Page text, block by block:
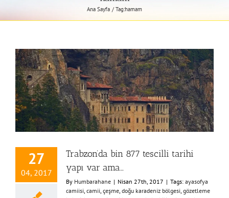
Ana Sayfa Tag:hamam
27
04, 2017
Trabzon’da bin 877 tescilli tarihi
yapı var ama…
By Humbarahane | Nisan 27th, 2017 | Tags: ayasofya
camiisi, camii, çeşme, doğu karadeniz bölgesi, gözetleme